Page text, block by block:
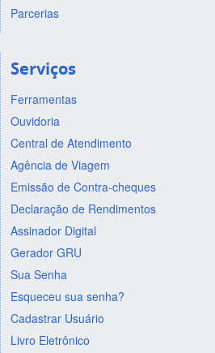
Parcerias
Serviços
Ferramentas
Ouvidoria
Central de Atendimento
Agência de Viagem
Emissão de Contra-cheques
Declaração de Rendimentos
Assinador Digital
Gerador GRU
Sua Senha
Esqueceu sua senha?
Cadastrar Usuário
Livro Eletrônico